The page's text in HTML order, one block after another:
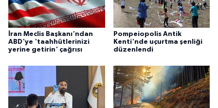
İran Meclis Başkanı'ndan
ABD'ye 'taahhütlerinizi
yerine getirin' çağrısı
Pompeiopolis Antik
Kenti'nde uçurtma şenliği
düzenlendi